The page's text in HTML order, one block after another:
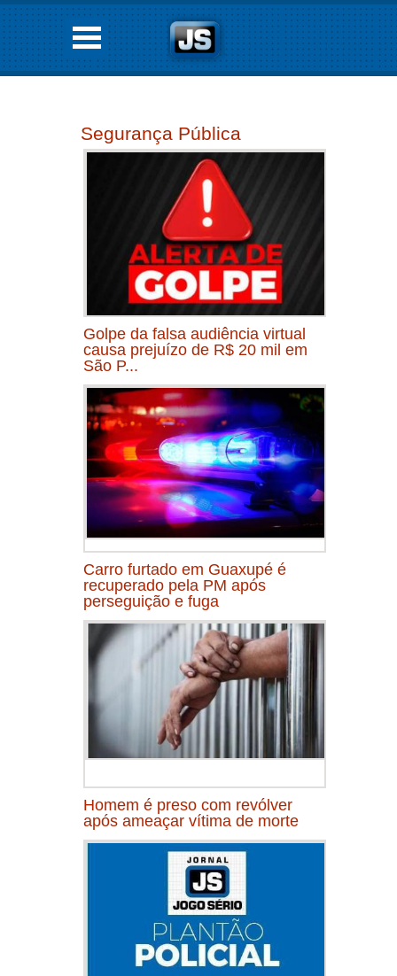
Segurança Pública
Golpe da falsa audiência virtual
causa prejuízo de R$ 20 mil em
São P...
Carro furtado em Guaxupé é
recuperado pela PM após
perseguição e fuga
Homem é preso com revólver
após ameaçar vítima de morte